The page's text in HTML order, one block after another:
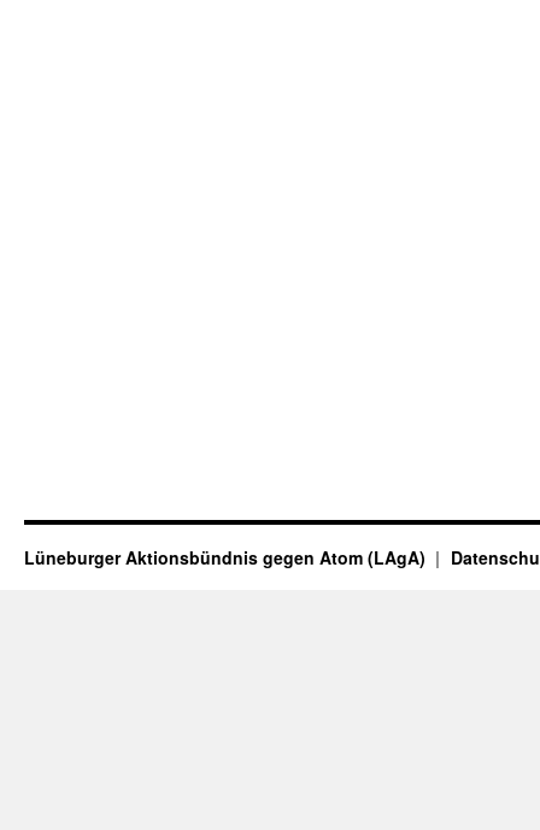
Lüneburger Aktionsbündnis gegen Atom (LAgA)